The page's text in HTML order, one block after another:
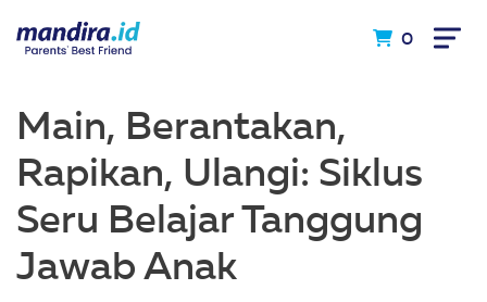
0
Main, Berantakan,
Rapikan, Ulangi: Siklus
Seru Belajar Tanggung
Jawab Anak